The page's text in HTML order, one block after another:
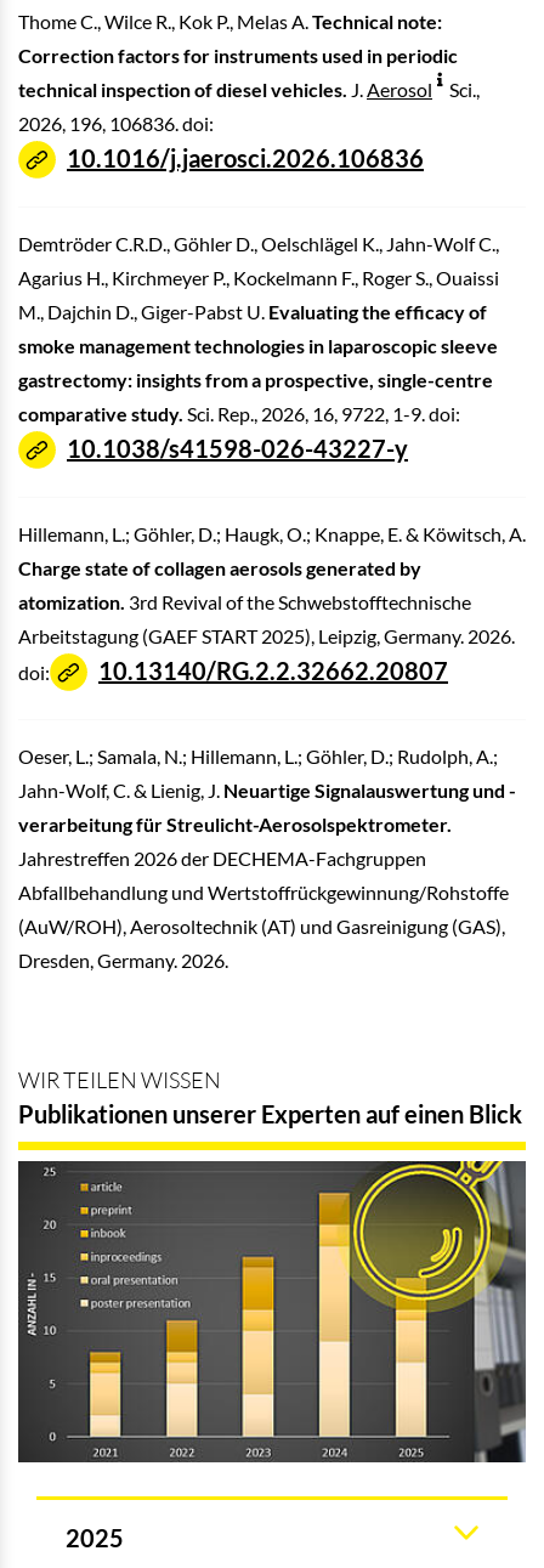
Thome C., Wilce R., Kok P., Melas A. Technical note:
Correction factors for instruments used in periodic
technical inspection of diesel vehicles. J. Aerosol
Sci.,
2026, 196, 106836. doi:
10.1016/j.jaerosci.2026.106836
Demtröder C.R.D., Göhler D., Oelschlägel K., Jahn-Wolf C.,
Agarius H., Kirchmeyer P., Kockelmann F., Roger S., Ouaissi
M., Dajchin D., Giger-Pabst U. Evaluating the efficacy of
smoke management technologies in laparoscopic sleeve
gastrectomy: insights from a prospective, single-centre
comparative study. Sci. Rep., 2026, 16, 9722, 1-9. doi:
10.1038/s41598-026-43227-y
Hillemann, L.; Göhler, D.; Haugk, O.; Knappe, E. & Köwitsch, A.
Charge state of collagen aerosols generated by
atomization. 3rd Revival of the Schwebstofftechnische
Arbeitstagung (GAEF START 2025), Leipzig, Germany. 2026.
doi:
10.13140/RG.2.2.32662.20807
Oeser, L.; Samala, N.; Hillemann, L.; Göhler, D.; Rudolph, A.;
Jahn-Wolf, C. & Lienig, J. Neuartige Signalauswertung und -
verarbeitung für Streulicht-Aerosolspektrometer.
Jahrestreffen 2026 der DECHEMA-Fachgruppen
Abfallbehandlung und Wertstoffrückgewinnung/Rohstoffe
(AuW/ROH), Aerosoltechnik (AT) und Gasreinigung (GAS),
Dresden, Germany. 2026.
WIR TEILEN WISSEN
Publikationen unserer Experten auf einen Blick
2025